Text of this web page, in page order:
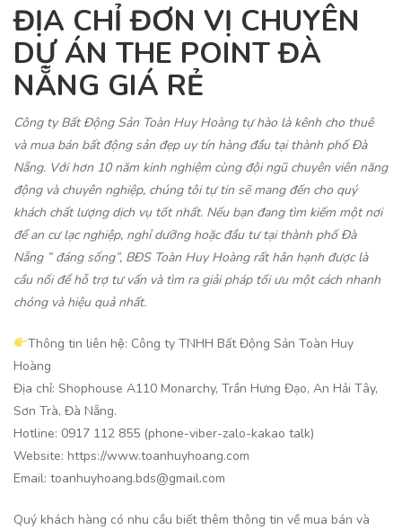
ĐỊA CHỈ ĐƠN VỊ CHUYÊN
DỰ ÁN THE POINT ĐÀ
NẴNG GIÁ RẺ
Công ty Bất Động Sản Toàn Huy Hoàng tự hào là kênh cho thuê
và mua bán bất động sản đẹp uy tín hàng đầu tại thành phố Đà
Nẵng. Với hơn 10 năm kinh nghiệm cùng đội ngũ chuyên viên năng
động và chuyên nghiệp, chúng tôi tự tin sẽ mang đến cho quý
khách chất lượng dịch vụ tốt nhất. Nếu bạn đang tìm kiếm một nơi
để an cư lạc nghiệp, nghỉ dưỡng hoặc đầu tư tại thành phố Đà
Nẵng ” đáng sống”, BĐS Toàn Huy Hoàng rất hân hạnh được là
cầu nối để hỗ trợ tư vấn và tìm ra giải pháp tối ưu một cách nhanh
chóng và hiệu quả nhất.
Thông tin liên hệ: Công ty TNHH Bất Động Sản Toàn Huy
Hoàng
Địa chỉ: Shophouse A110 Monarchy, Trần Hưng Đạo, An Hải Tây,
Sơn Trà, Đà Nẵng.
Hotline: 0917 112 855 (phone-viber-zalo-kakao talk)
Website: https://www.toanhuyhoang.com
Email: toanhuyhoang.bds@gmail.com
Quý khách hàng có nhu cầu biết thêm thông tin về mua bán và